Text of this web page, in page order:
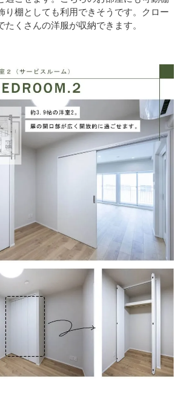
り棚としても利用できそうです。クロー
たくさんの洋服が収納できます。